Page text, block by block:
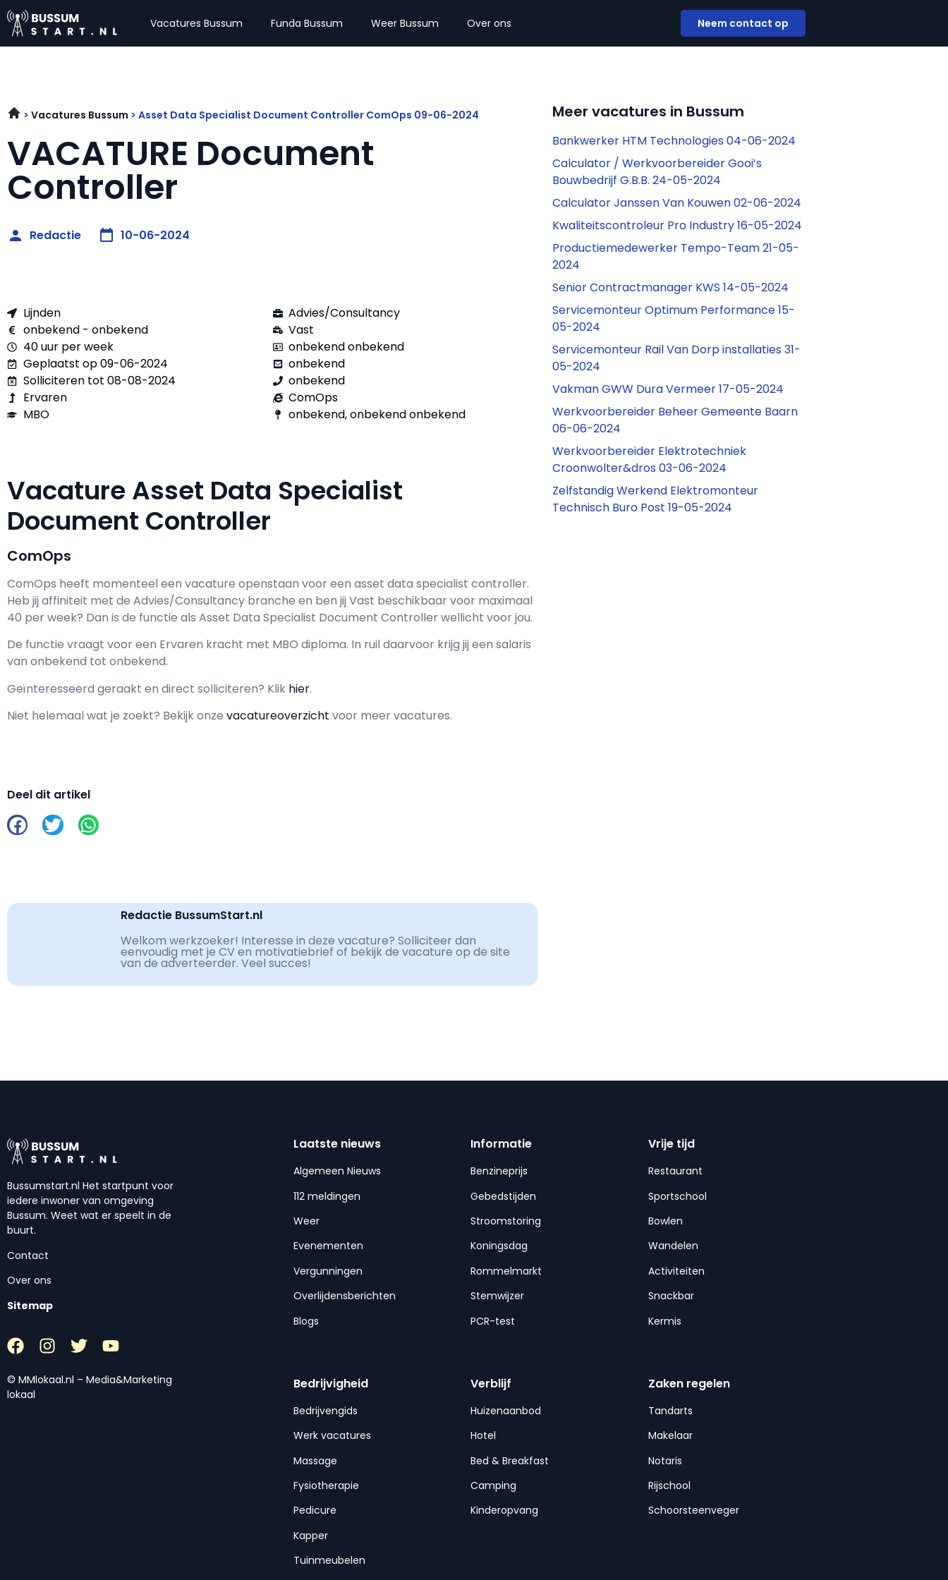
Vacatures Bussum Funda Bussum Weer Bussum Over ons Neem contact op
Vacatures Bussum Asset Data Specialist Document Controller ComOps 09-06-2024
VACATURE Document
Controller
Redactie 10-06-2024
Lijnden
onbekend - onbekend
40 uur per week
Geplaatst op 09-06-2024
Solliciteren tot 08-08-2024
Ervaren
MBO
Advies/Consultancy
Vast
onbekend onbekend
onbekend
onbekend
ComOps
onbekend, onbekend onbekend
Vacature Asset Data Specialist
Document Controller
ComOps
ComOps heeft momenteel een vacature openstaan voor een asset data specialist controller.
Heb jij affiniteit met de Advies/Consultancy branche en ben jij Vast beschikbaar voor maximaal
40 per week? Dan is de functie als Asset Data Specialist Document Controller wellicht voor jou.
De functie vraagt voor een Ervaren kracht met MBO diploma. In ruil daarvoor krijg jij een salaris
van onbekend tot onbekend.
Geïnteresseerd geraakt en direct solliciteren? Klik hier.
Niet helemaal wat je zoekt? Bekijk onze vacatureoverzicht voor meer vacatures.
Deel dit artikel
Redactie BussumStart.nl
Welkom werkzoeker! Interesse in deze vacature? Solliciteer dan
eenvoudig met je CV en motivatiebrief of bekijk de vacature op de site
van de adverteerder. Veel succes!
Meer vacatures in Bussum
Bankwerker HTM Technologies 04-06-2024
Calculator / Werkvoorbereider Gooi’s
Bouwbedrijf G.B.B. 24-05-2024
Calculator Janssen Van Kouwen 02-06-2024
Kwaliteitscontroleur Pro Industry 16-05-2024
Productiemedewerker Tempo-Team 21-05-
2024
Senior Contractmanager KWS 14-05-2024
Servicemonteur Optimum Performance 15-
05-2024
Servicemonteur Rail Van Dorp installaties 31-
05-2024
Vakman GWW Dura Vermeer 17-05-2024
Werkvoorbereider Beheer Gemeente Baarn
06-06-2024
Werkvoorbereider Elektrotechniek
Croonwolter&dros 03-06-2024
Zelfstandig Werkend Elektromonteur
Technisch Buro Post 19-05-2024
Bussumstart.nl Het startpunt voor
iedere inwoner van omgeving
Bussum. Weet wat er speelt in de
buurt.
Contact
Over ons
Sitemap
© MMlokaal.nl – Media&Marketing
lokaal
Laatste nieuws
Algemeen Nieuws
112 meldingen
Weer
Evenementen
Vergunningen
Overlijdensberichten
Blogs
Informatie
Benzineprijs
Gebedstijden
Stroomstoring
Koningsdag
Rommelmarkt
Stemwijzer
PCR-test
Vrije tijd
Restaurant
Sportschool
Bowlen
Wandelen
Activiteiten
Snackbar
Kermis
Bedrijvigheid
Bedrijvengids
Werk vacatures
Massage
Fysiotherapie
Pedicure
Kapper
Tuinmeubelen
Verblijf
Huizenaanbod
Hotel
Bed & Breakfast
Camping
Kinderopvang
Zaken regelen
Tandarts
Makelaar
Notaris
Rijschool
Schoorsteenveger